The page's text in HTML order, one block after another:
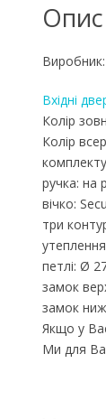
Виробник:
Вхідні
Колір
Колір
ручка: на
вічко:
три
петлі: Ø
замок
замок
Якщо у
Ми для